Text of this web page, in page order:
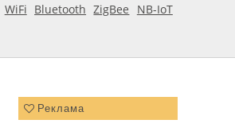
WiFi Bluetooth ZigBee
NB-IoT
Реклама